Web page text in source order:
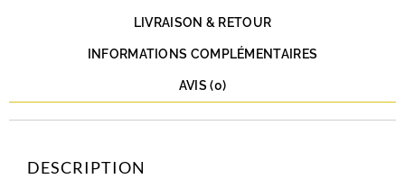
LIVRAISON & RETOUR
INFORMATIONS COMPLÉMENTAIRES
AVIS (0)
DESCRIPTION